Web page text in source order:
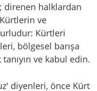
direnen halklardan
ve
Kürtleri
bölgesel barışa
ve kabul edin.
diyenleri, önce Kürt